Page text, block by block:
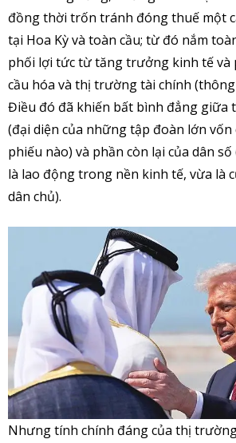
đồng thời trốn tránh đóng thuế một
tại Hoa Kỳ và toàn cầu; từ đó nắm
phối lợi tức từ tăng trưởng kinh tế và
cầu hóa và thị trường tài chính (thông
Điều đó đã khiến bất bình đẳng giữa
(đại diện của những tập đoàn lớn vốn
phiếu nào) và phần còn lại của dân
là lao động trong nền kinh tế, vừa là
dân chủ).
Nhưng tính chính đáng của thị